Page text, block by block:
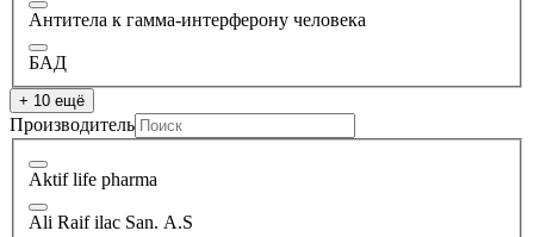
Антитела к гамма-интерферону человека
БАД
+ 10 ещё
Производитель
Aktif life pharma
Ali Raif ilac San. A.S